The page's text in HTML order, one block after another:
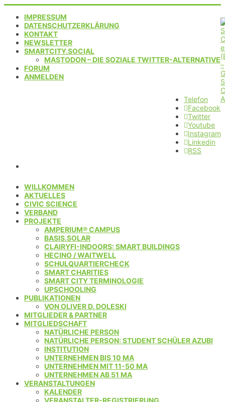
IMPRESSUM
DATENSCHUTZERKLÄRUNG
KONTAKT
NEWSLETTER
SMARTCITY.SOCIAL
MASTODON – DIE SOZIALE TWITTER-ALTERNATIVE
FORUM
ANMELDEN
Telefon
Facebook
Twitter
Youtube
Instagram
Linkedin
RSS
WILLKOMMEN
AKTUELLES
CIVIC SCIENCE
VERBAND
PROJEKTE
AMPERIUM® CAMPUS
BASIS.SOLAR
CLAIRYFI-INDOORS: SMART BUILDINGS
HECINO / WAITWELL
SCHULQUARTIERCHECK
SMART CHARITIES
SMART CITY TERMINOLOGIE
UPSCHOOLING
PUBLIKATIONEN
VON OLIVER D. DOLESKI
MITGLIEDER & PARTNER
MITGLIEDSCHAFT
NATÜRLICHE PERSON
NATÜRLICHE PERSON: STUDENT SCHÜLER AZUBI
INSTITUTION
UNTERNEHMEN BIS 10 MA
UNTERNEHMEN MIT 11-50 MA
UNTERNEHMEN AB 51 MA
VERANSTALTUNGEN
KALENDER
VERANSTALTER-REGISTRIERUNG